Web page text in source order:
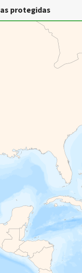
protegidas